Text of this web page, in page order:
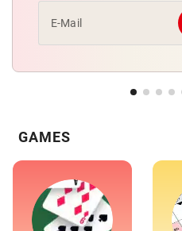
E-Mail
GAMES